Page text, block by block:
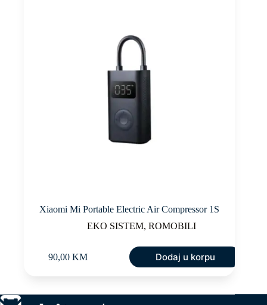
Xiaomi Mi Portable Electric Air Compressor 1S
EKO SISTEM, ROMOBILI
90,00 KM Dodaj u korpu